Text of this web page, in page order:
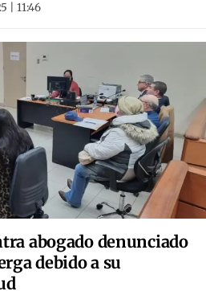
| 11:46
abogado denunciado
debido a su